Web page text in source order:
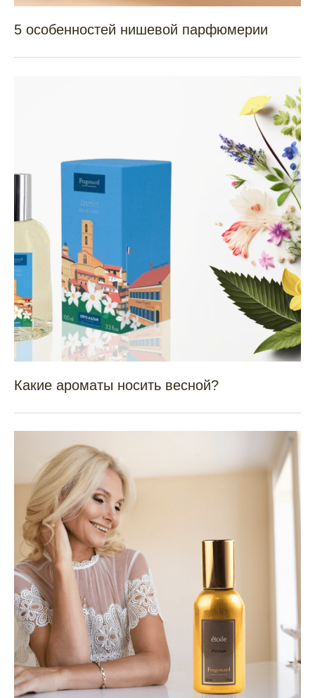
5 особенностей нишевой парфюмерии
Какие ароматы носить весной?
Новинки
Аромат 2025
Распродажа
Для женщин
Для мужчин
Наборы
Распив
CHANEL
Покупателям
О нас
Контакты
Контакты компании
+ 7 977 448 78 44
+ 7 977 448 68 44
Мы в соцсетях:
Telegram-канал